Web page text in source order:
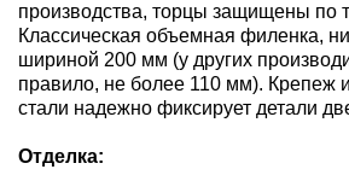
производства, торцы защищены по
Классическая объемная филенка,
шириной 200 мм (у других
правило, не более 110 мм). Крепеж
стали надежно фиксирует детали
Отделка: